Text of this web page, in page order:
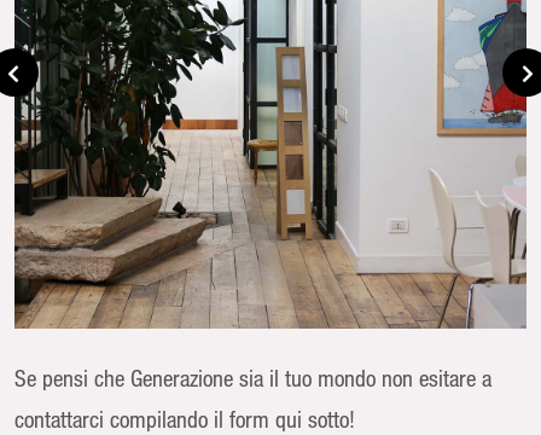
Se pensi che Generazione sia il tuo mondo non esitare a
contattarci compilando il form qui sotto!